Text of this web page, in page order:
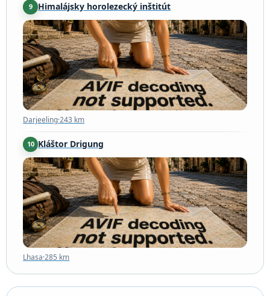
9 Himalájsky horolezecký inštitút
Darjeeling·243 km
Darjeeling·243 km
10 Kláštor Drigung
Lhasa·285 km
Lhasa·285 km